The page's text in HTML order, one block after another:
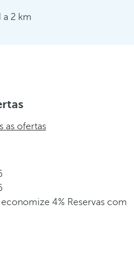
a 2 km
as ofertas
economize 4% Reservas com